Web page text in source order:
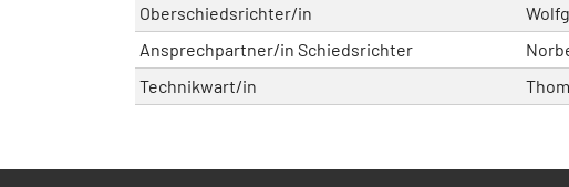
Oberschiedsrichter/in
Ansprechpartner/in Schiedsrichter
Technikwart/in